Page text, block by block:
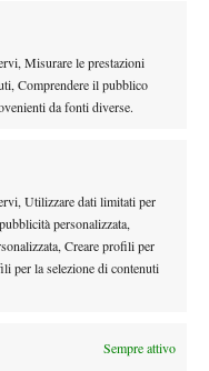
Misurare le prestazioni
Comprendere il pubblico
da fonti diverse.
Utilizzare dati limitati per
personalizzata,
Creare profili per
per la selezione di contenuti
Sempre attivo
di Cincinnati, non
2025